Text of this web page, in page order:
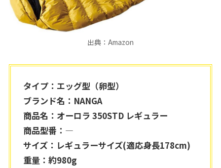
出典：Amazon
タイプ：エッグ型（卵型）
ブランド名：NANGA
商品名：オーロラ 350STD レギュラー
商品型番：―
サイズ：レギュラーサイズ(適応身長178cm)
重量：約980g